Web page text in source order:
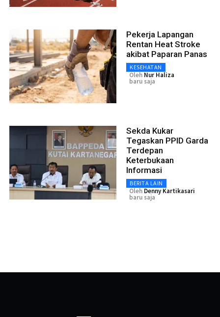
Pekerja Lapangan
Rentan Heat Stroke
akibat Paparan Panas
KESEHATAN
Oleh Nur Haliza
baru saja
Sekda Kukar
Tegaskan PPID Garda
Terdepan
Keterbukaan
Informasi
BERITA LAIN
Oleh Denny Kartikasari
baru saja